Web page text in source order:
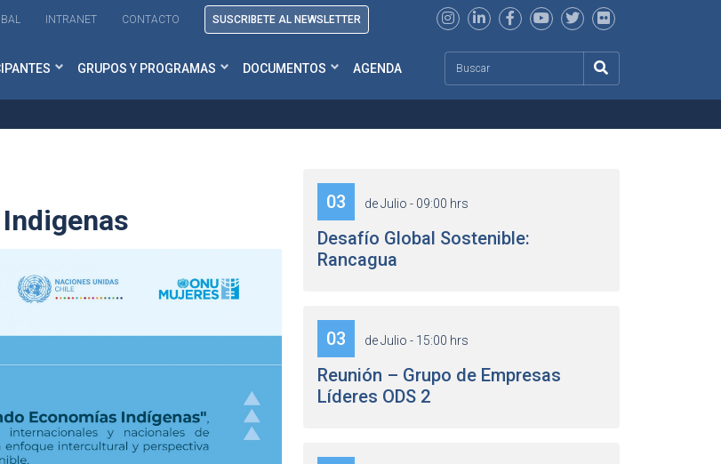
INTRANET CONTACTO SUSCRIBETE AL NEWSLETTER
GRUPOS Y PROGRAMAS DOCUMENTOS AGENDA
03 de Julio - 09:00 hrs
Desafío Global Sostenible:
Rancagua
03 de Julio - 15:00 hrs
Reunión – Grupo de Empresas
Líderes ODS 2